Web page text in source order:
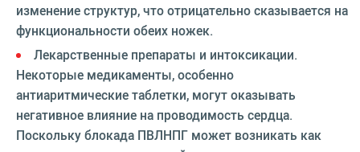
изменение структур, что отрицательно сказывается на
функциональности обеих ножек.
Лекарственные препараты и интоксикации.
Некоторые медикаменты, особенно
антиаритмические таблетки, могут оказывать
негативное влияние на проводимость сердца.
Поскольку блокада ПВЛНПГ может возникать как